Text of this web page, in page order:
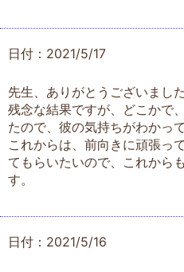
日付：2021/5/17
先生、ありがとうございまし
残念な結果ですが、どこかで
たので、彼の気持ちがわかっ
これからは、前向きに頑張っ
てもらいたいので、これから
す。
日付：2021/5/16